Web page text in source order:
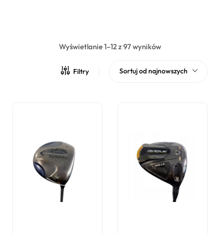
Wyświetlanie 1–12 z 97 wyników
Filtry Sortuj od najnowszych